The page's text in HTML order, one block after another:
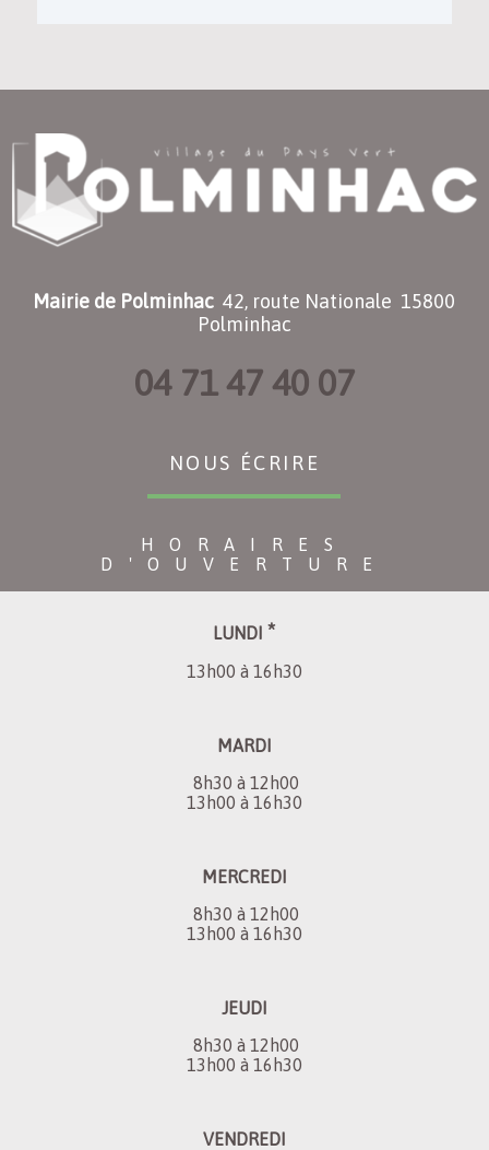
Mairie de Polminhac 42, route Nationale 15800
Polminhac
04 71 47 40 07
NOUS ÉCRIRE
HORAIRES
D'OUVERTURE
LUNDI *
13h00 à 16h30
MARDI
8h30 à 12h00
13h00 à 16h30
MERCREDI
8h30 à 12h00
13h00 à 16h30
JEUDI
8h30 à 12h00
13h00 à 16h30
VENDREDI